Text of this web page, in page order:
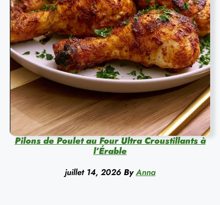
Pilons de Poulet au Four Ultra Croustillants à
l’Érable
juillet 14, 2026 By Anna